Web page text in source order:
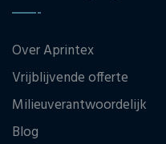
Over Aprintex
Vrijblijvende offerte
Milieuverantwoordelijk
Blog